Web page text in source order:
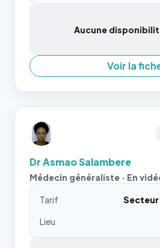
Aucune
Voir la
Dr Asmao Salambere
Médecin généraliste · En
Tarif Secteur
Lieu